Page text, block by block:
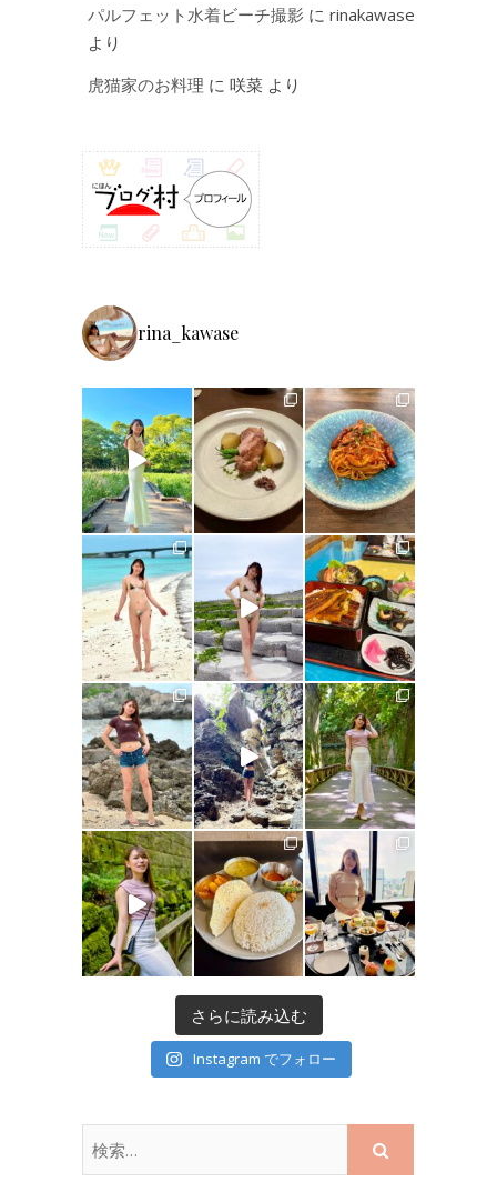
パルフェット水着ビーチ撮影 に rinakawase
より
虎猫家のお料理 に 咲菜 より
rina_kawase
さらに読み込む
Instagram でフォロー